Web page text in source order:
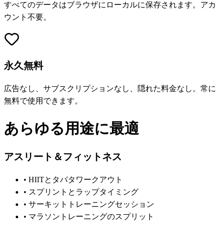
すべてのデータはブラウザにローカルに保存されます。アカ
ウント不要。
永久無料
広告なし、サブスクリプションなし、隠れた料金なし。常に
無料で使用できます。
あらゆる用途に最適
アスリート＆フィットネス
• HIITとタバタワークアウト
• スプリントとラップタイミング
• サーキットトレーニングセッション
• マラソントレーニングのスプリット